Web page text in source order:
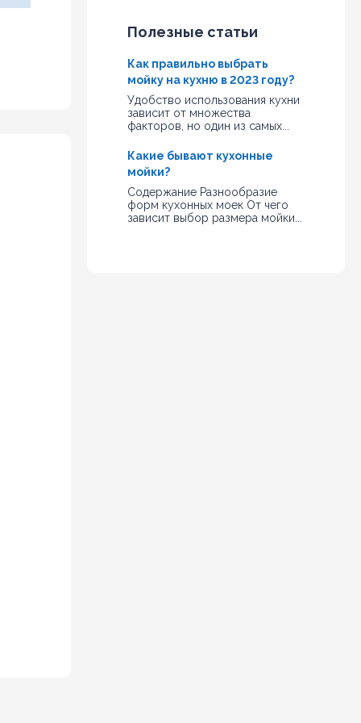
Полезные статьи
Как правильно выбрать
мойку на кухню в 2023 году?
Удобство использования кухни
зависит от множества
факторов, но один из самых...
Какие бывают кухонные
мойки?
Содержание Разнообразие
форм кухонных моек От чего
зависит выбор размера мойки...